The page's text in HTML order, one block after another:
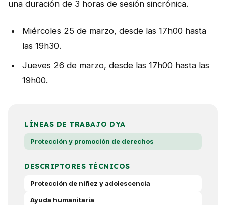
una duración de 3 horas de sesión sincrónica.
Miércoles 25 de marzo, desde las 17h00 hasta
las 19h30.
Jueves 26 de marzo, desde las 17h00 hasta las
19h00.
LÍNEAS DE TRABAJO DYA
Protección y promoción de derechos
DESCRIPTORES TÉCNICOS
Protección de niñez y adolescencia
Ayuda humanitaria